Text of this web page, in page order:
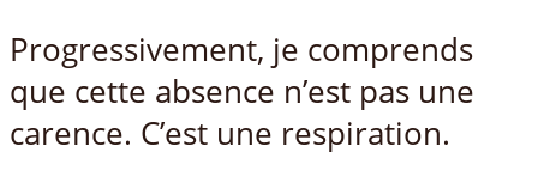
Progressivement, je comprends
que cette absence n’est pas une
carence. C’est une respiration.